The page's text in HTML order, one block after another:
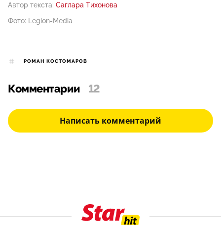
Автор текста: Саглара Тихонова
Фото: Legion-Media
РОМАН КОСТОМАРОВ
Комментарии 12
Написать комментарий